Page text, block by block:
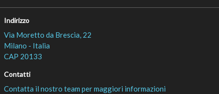
Indirizzo
Via Moretto da Brescia, 22
Milano - Italia
CAP 20133
Contatti
Contatta il nostro team per maggiori informazioni